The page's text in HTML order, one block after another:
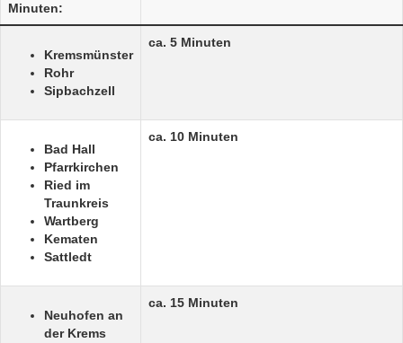
Minuten:
Kremsmünster
Rohr
Sipbachzell
ca. 5 Minuten
Bad Hall
Pfarrkirchen
Ried im
Traunkreis
Wartberg
Kematen
Sattledt
ca. 10 Minuten
Neuhofen an
der Krems
ca. 15 Minuten